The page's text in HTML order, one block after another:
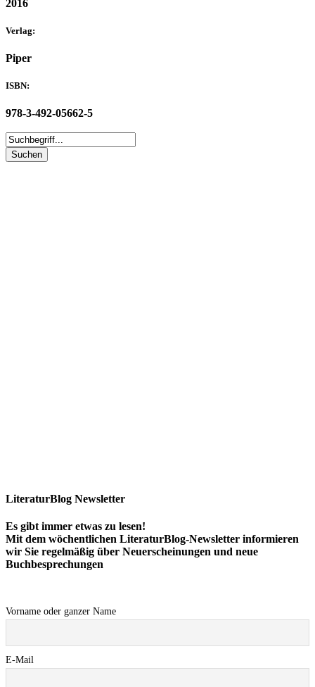
2016
Verlag:
Piper
ISBN:
978-3-492-05662-5
LiteraturBlog Newsletter
Es gibt immer etwas zu lesen!
Mit dem wöchentlichen LiteraturBlog-Newsletter informieren
wir Sie regelmäßig über Neuerscheinungen und neue
Buchbesprechungen
Vorname oder ganzer Name
E-Mail